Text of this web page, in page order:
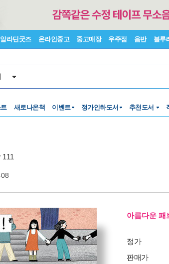
알라딘굿즈 온라인중고 중고매장 우주점 음반 블루
새로나온책 이벤트 정가인하도서 추천도서
111
아름다운 패
정가
판매가